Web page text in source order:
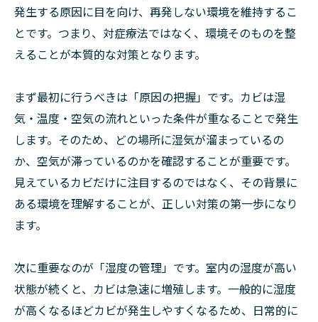
発生する原因に目を向け、再発しない環境を維持するこ
とです。つまり、対症療法ではなく、環境そのものを整
えることが本質的な対策となります。
まず最初に行うべきは「原因の把握」です。カビは湿
気・温度・空気の流れといった条件が重なることで発生
します。そのため、どの場所に湿気が溜まっているの
か、空気が滞っているのかを確認することが重要です。
見えているカビだけに注目するのではなく、その背景に
ある環境を理解することが、正しい対策の第一歩になり
ます。
次に重要なのが「湿度の管理」です。室内の湿度が高い
状態が続くと、カビは急速に増殖します。一般的に湿度
が高くなるほどカビが発生しやすくなるため、日常的に